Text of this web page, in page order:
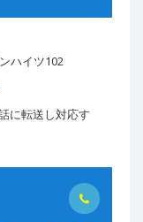
ハイツ102
に転送し対応す